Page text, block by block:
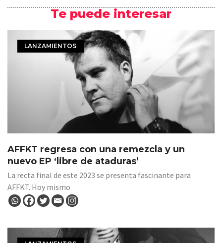
Te puede interesar
LANZAMIENTOS
AFFKT regresa con una remezcla y un
nuevo EP ‘libre de ataduras’
La recta final de este 2023 se presenta fascinante para
AFFKT. Hoy mismo